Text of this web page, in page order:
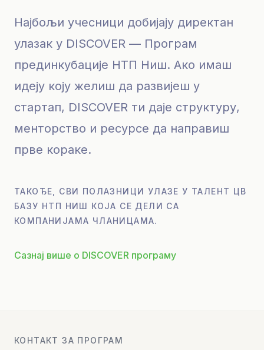
Најбољи учесници добијају директан
улазак у DISCOVER — Програм
прединкубације НТП Ниш. Ако имаш
идеју коју желиш да развијеш у
стартап, DISCOVER ти даје структуру,
менторство и ресурсе да направиш
прве кораке.
ТАКОЂЕ, СВИ ПОЛАЗНИЦИ УЛАЗЕ У ТАЛЕНТ ЦВ
БАЗУ НТП НИШ КОЈА СЕ ДЕЛИ СА
КОМПАНИЈАМА ЧЛАНИЦАМА.
Сазнај више о DISCOVER програму
КОНТАКТ ЗА ПРОГРАМ